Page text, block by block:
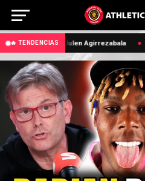
🔥 TENDENCIAS🔥 Julen Agirrezabala